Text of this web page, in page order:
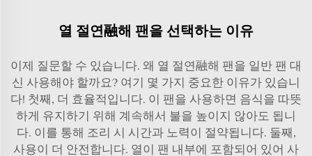
열 절연融해 팬을 선택하는 이유
이제 질문할 수 있습니다. 왜 열 절연融해 팬을 일반 팬 대
신 사용해야 할까요? 여기 몇 가지 중요한 이유가 있습니
다! 첫째, 더 효율적입니다. 이 팬을 사용하면 음식을 따뜻
하게 유지하기 위해 계속해서 불을 높이지 않아도 됩니
다. 이를 통해 조리 시 시간과 노력이 절약됩니다. 둘째,
사용이 더 안전합니다. 열이 팬 내부에 포함되어 있어 사